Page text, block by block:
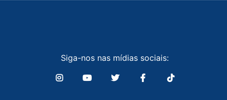
Siga-nos nas mídias sociais: